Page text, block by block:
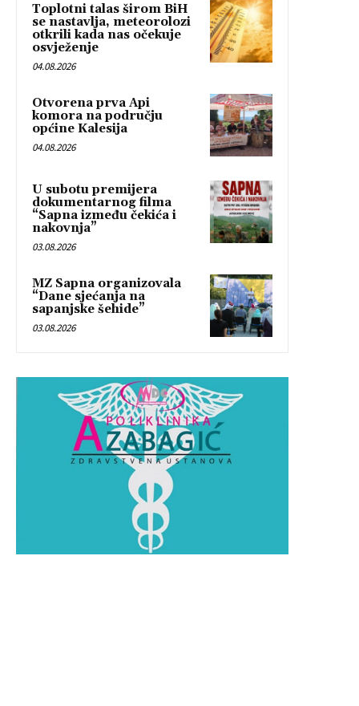
Toplotni talas širom BiH
se nastavlja, meteorolozi
otkrili kada nas očekuje
osvježenje
04.08.2026
Otvorena prva Api
komora na području
općine Kalesija
04.08.2026
U subotu premijera
dokumentarnog filma
“Sapna između čekića i
nakovnja”
03.08.2026
MZ Sapna organizovala
“Dane sjećanja na
sapanjske šehide”
03.08.2026